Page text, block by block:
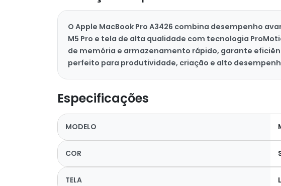
O Apple MacBook Pro A3426 combina desempenho
M5 Pro e tela de alta qualidade com tecnologia
de memória e armazenamento rápido, garante
perfeito para produtividade, criação e alto
Especificações
MODELO
COR
TELA